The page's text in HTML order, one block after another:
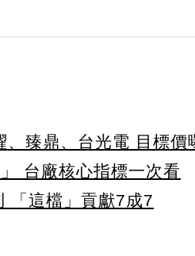
臻鼎、台光電 目標價
台廠核心指標一次看
「這檔」貢獻7成7